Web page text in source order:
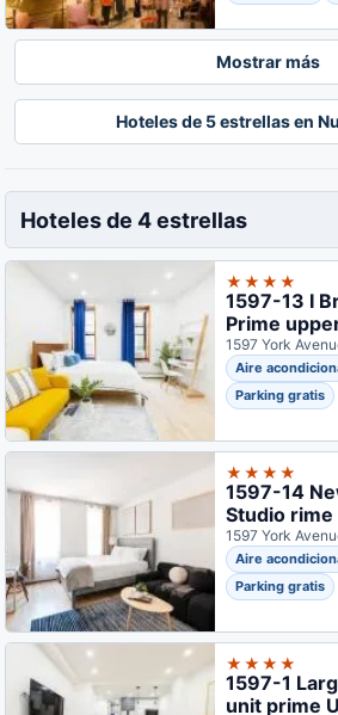
Mostrar más
Hoteles de 5 estrellas en
Hoteles de 4 estrellas
★★★★
1597-13 I
Prime
Aire
Parking gratis
★★★★
1597-14
Studio rime
Aire
Parking gratis
★★★★
1597-1
unit prime